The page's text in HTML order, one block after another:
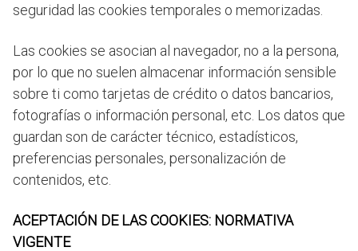
seguridad las cookies temporales o memorizadas.
Las cookies se asocian al navegador, no a la persona,
por lo que no suelen almacenar información sensible
sobre ti como tarjetas de crédito o datos bancarios,
fotografías o información personal, etc. Los datos que
guardan son de carácter técnico, estadísticos,
preferencias personales, personalización de
contenidos, etc.
ACEPTACIÓN DE LAS COOKIES: NORMATIVA
VIGENTE